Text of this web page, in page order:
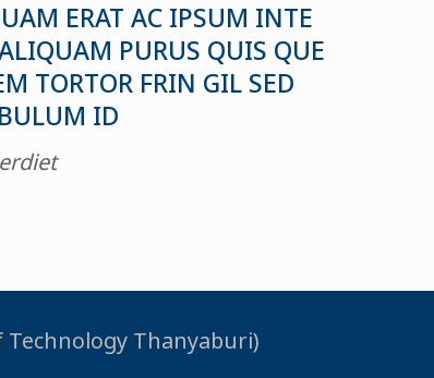
ERAT AC IPSUM INTE
PURUS QUIS QUE
TORTOR FRIN GIL SED
ID
Technology Thanyaburi)